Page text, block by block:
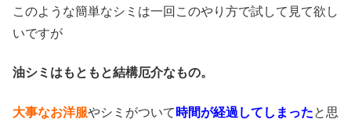
このような簡単なシミは一回このやり方で試して見て欲し
いですが
油シミはもともと結構厄介なもの。
大事なお洋服やシミがついて 時間が経過してしまったと思